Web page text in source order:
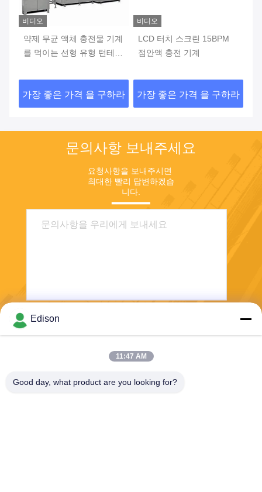
비디오
약제 무균 액체 충전물 기계
를 먹이는 선형 유형 턴테이
가장 좋은 가격 을 구하라
비디오
LCD 터치 스크린 15BPM
점안액 충전 기계
가장 좋은 가격 을 구하라
문의사항 보내주세요
요청사항을 보내주시면
최대한 빨리 답변하겠습
니다.
Edison
11:47 AM
Good day, what product are you looking for?